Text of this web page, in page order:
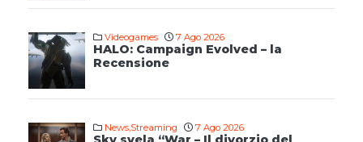
Videogames 7 Ago 2026
HALO: Campaign Evolved – la
Recensione
News,Streaming 7 Ago 2026